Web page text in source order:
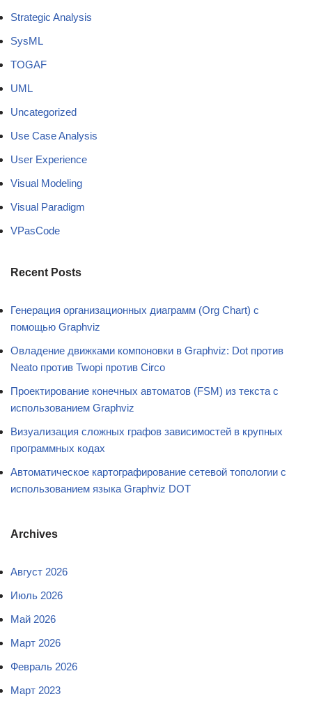
Strategic Analysis
SysML
TOGAF
UML
Uncategorized
Use Case Analysis
User Experience
Visual Modeling
Visual Paradigm
VPasCode
Recent Posts
Генерация организационных диаграмм (Org Chart) с
помощью Graphviz
Овладение движками компоновки в Graphviz: Dot против
Neato против Twopi против Circo
Проектирование конечных автоматов (FSM) из текста с
использованием Graphviz
Визуализация сложных графов зависимостей в крупных
программных кодах
Автоматическое картографирование сетевой топологии с
использованием языка Graphviz DOT
Archives
Август 2026
Июль 2026
Май 2026
Март 2026
Февраль 2026
Март 2023